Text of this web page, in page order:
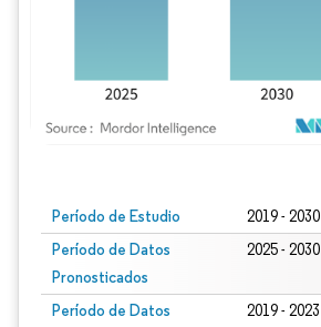
Período de Estudio 2019 - 2030
Período de Datos
Pronosticados
2025 - 2030
Período de Datos
2019 - 2023